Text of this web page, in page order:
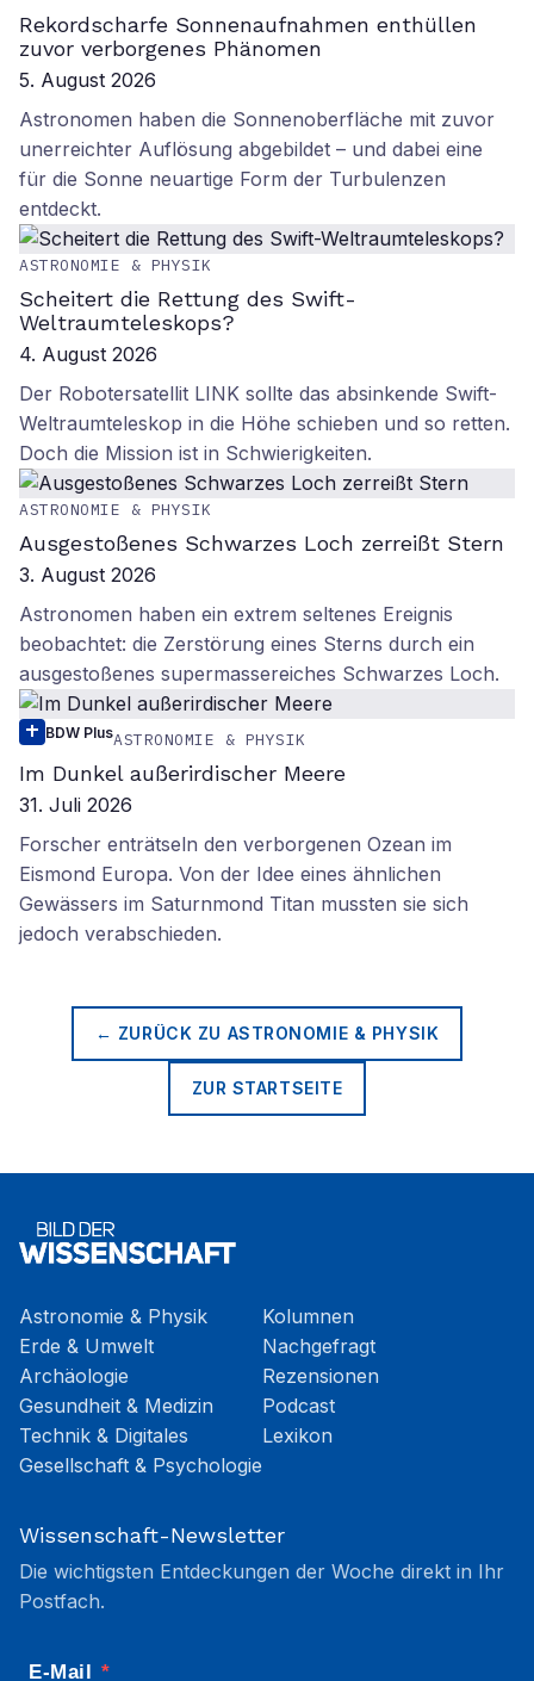
Rekordscharfe Sonnenaufnahmen enthüllen
zuvor verborgenes Phänomen
5. August 2026
Astronomen haben die Sonnenoberfläche mit zuvor
unerreichter Auflösung abgebildet – und dabei eine
für die Sonne neuartige Form der Turbulenzen
entdeckt.
ASTRONOMIE & PHYSIK
Scheitert die Rettung des Swift-
Weltraumteleskops?
4. August 2026
Der Robotersatellit LINK sollte das absinkende Swift-
Weltraumteleskop in die Höhe schieben und so retten.
Doch die Mission ist in Schwierigkeiten.
ASTRONOMIE & PHYSIK
Ausgestoßenes Schwarzes Loch zerreißt Stern
3. August 2026
Astronomen haben ein extrem seltenes Ereignis
beobachtet: die Zerstörung eines Sterns durch ein
ausgestoßenes supermassereiches Schwarzes Loch.
BDW PlusASTRONOMIE & PHYSIK
Im Dunkel außerirdischer Meere
31. Juli 2026
Forscher enträtseln den verborgenen Ozean im
Eismond Europa. Von der Idee eines ähnlichen
Gewässers im Saturnmond Titan mussten sie sich
jedoch verabschieden.
← ZURÜCK ZU ASTRONOMIE & PHYSIK
ZUR STARTSEITE
Astronomie & Physik
Erde & Umwelt
Archäologie
Gesundheit & Medizin
Technik & Digitales
Gesellschaft & Psychologie
Kolumnen
Nachgefragt
Rezensionen
Podcast
Lexikon
Wissenschaft-Newsletter
Die wichtigsten Entdeckungen der Woche direkt in Ihr
Postfach.